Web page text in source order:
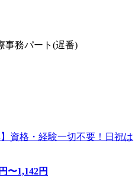
事務パート(遅番)
資格・経験一切不要！日祝は
円〜1,142円